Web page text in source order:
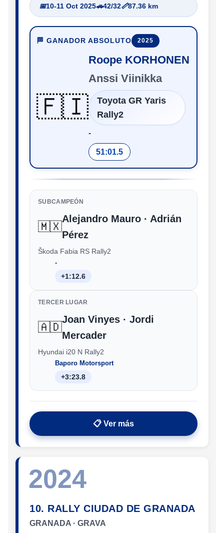
📅10-11 Oct 2025🚗42/32📏87.36 km
🏁 GANADOR ABSOLUTO 2025
🇫🇮
Roope KORHONEN
Anssi Viinikka
Toyota GR Yaris
Rally2
‑
51:01.5
SUBCAMPEÓN
🇲🇽
Alejandro Mauro · Adrián
Pérez
Škoda Fabia RS Rally2
‑
+1:12.6
TERCER LUGAR
🇦🇩
Joan Vinyes · Jordi
Mercader
Hyundai i20 N Rally2
Baporo Motorsport
+3:23.8
📋 Ver más
2024
10. RALLY CIUDAD DE GRANADA
GRANADA · GRAVA